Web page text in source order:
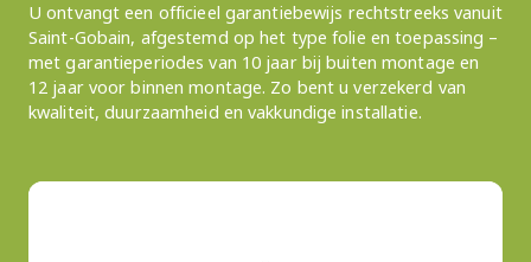
U ontvangt een officieel garantiebewijs rechtstreeks vanuit
Saint-Gobain, afgestemd op het type folie en toepassing –
met garantieperiodes van 10 jaar bij buiten montage en
12 jaar voor binnen montage. Zo bent u verzekerd van
kwaliteit, duurzaamheid en vakkundige installatie.